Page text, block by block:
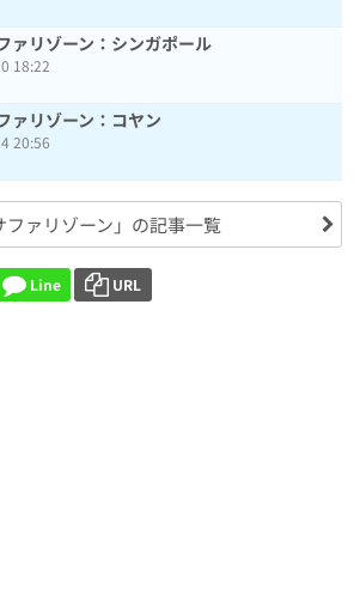
ァリゾーン：シンガポール
18:22
ァリゾーン：コヤン
20:56
ファリゾーン」の記事一覧
Line URL